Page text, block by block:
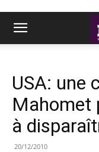
USA: une
Mahomet
à
20/12/2010